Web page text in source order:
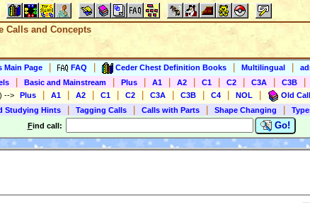
Calls and Concepts
Main Page FAQ Ceder Chest Definition Books Multilingual
Basic and Mainstream Plus A1 A2 C1 C2 C3A C3B
--> Plus A1 A2 C1 C2 C3A C3B C4 NOL Old
Studying Hints
Tagging Calls Calls with Parts Shape Changing
Find call: Go!